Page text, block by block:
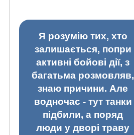
Я розумію тих, хто
залишається, попри
активні бойові дії, з
багатьма розмовляв,
знаю причини. Але
водночас - тут танки
підбили, а поряд
люди у дворі траву